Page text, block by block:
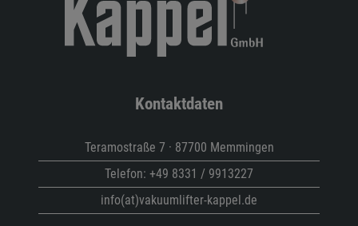
Kontaktdaten
Teramostraße 7 · 87700 Memmingen
Telefon: +49 8331 / 9913227
info(at)vakuumlifter-kappel.de